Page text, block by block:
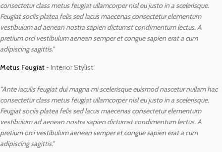
consectetur class metus feugiat ullamcorper nisl eu justo in a scelerisque.
Feugiat sociis platea felis sed lacus maecenas consectetur elementum
vestibulum ad aenean nostra sapien dictumst condimentum lectus. A
pretium orci vestibulum aenean semper et congue sapien erat a cum
adipiscing sagittis."
Metus Feugiat Interior Stylist
"Ante iaculis feugiat dui magna mi scelerisque euismod nascetur nullam hac
consectetur class metus feugiat ullamcorper nisl eu justo in a scelerisque.
Feugiat sociis platea felis sed lacus maecenas consectetur elementum
vestibulum ad aenean nostra sapien dictumst condimentum lectus. A
pretium orci vestibulum aenean semper et congue sapien erat a cum
adipiscing sagittis."